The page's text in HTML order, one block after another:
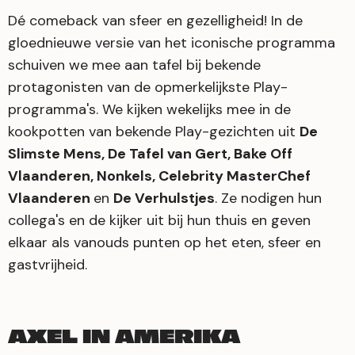
Dé comeback van sfeer en gezelligheid! In de
gloednieuwe versie van het iconische programma
schuiven we mee aan tafel bij bekende
protagonisten van de opmerkelijkste Play-
programma's. We kijken wekelijks mee in de
kookpotten van bekende Play-gezichten uit De
Slimste Mens, De Tafel van Gert, Bake Off
Vlaanderen, Nonkels, Celebrity MasterChef
Vlaanderen en De Verhulstjes. Ze nodigen hun
collega's en de kijker uit bij hun thuis en geven
elkaar als vanouds punten op het eten, sfeer en
gastvrijheid.
AXEL IN AMERIKA